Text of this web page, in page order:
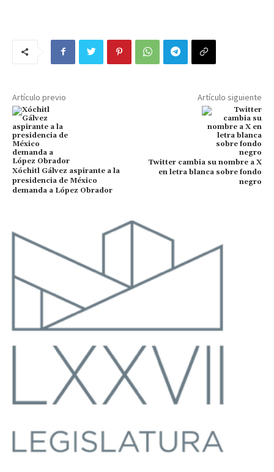
Artículo previo
Xóchitl Gálvez aspirante a la
presidencia de México
demanda a López Obrador
Artículo siguiente
Twitter cambia su nombre a X
en letra blanca sobre fondo
negro